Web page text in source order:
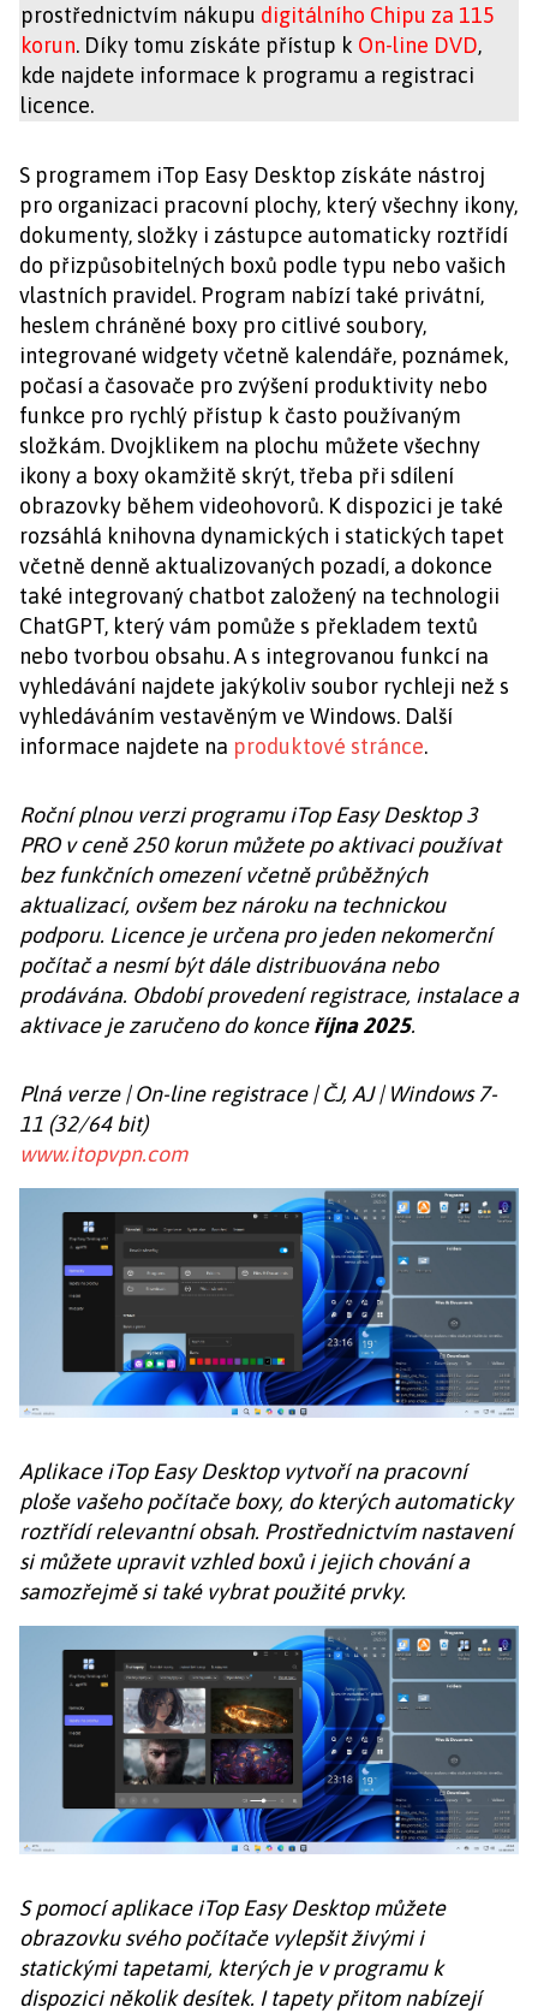
prostřednictvím nákupu digitálního Chipu za 115
korun. Díky tomu získáte přístup k On-line DVD,
kde najdete informace k programu a registraci
licence.
S programem iTop Easy Desktop získáte nástroj
pro organizaci pracovní plochy, který všechny ikony,
dokumenty, složky i zástupce automaticky roztřídí
do přizpůsobitelných boxů podle typu nebo vašich
vlastních pravidel. Program nabízí také privátní,
heslem chráněné boxy pro citlivé soubory,
integrované widgety včetně kalendáře, poznámek,
počasí a časovače pro zvýšení produktivity nebo
funkce pro rychlý přístup k často používaným
složkám. Dvojklikem na plochu můžete všechny
ikony a boxy okamžitě skrýt, třeba při sdílení
obrazovky během videohovorů. K dispozici je také
rozsáhlá knihovna dynamických i statických tapet
včetně denně aktualizovaných pozadí, a dokonce
také integrovaný chatbot založený na technologii
ChatGPT, který vám pomůže s překladem textů
nebo tvorbou obsahu. A s integrovanou funkcí na
vyhledávání najdete jakýkoliv soubor rychleji než s
vyhledáváním vestavěným ve Windows. Další
informace najdete na produktové stránce.
Roční plnou verzi programu iTop Easy Desktop 3
PRO v ceně 250 korun můžete po aktivaci používat
bez funkčních omezení včetně průběžných
aktualizací, ovšem bez nároku na technickou
podporu. Licence je určena pro jeden nekomerční
počítač a nesmí být dále distribuována nebo
prodávána. Období provedení registrace, instalace a
aktivace je zaručeno do konceříjna 2025.
Plná verze | On-line registrace | ČJ, AJ | Windows 7-
11 (32/64 bit)
www.itopvpn.com
Aplikace iTop Easy Desktop vytvoří na pracovní
ploše vašeho počítače boxy, do kterých automaticky
roztřídí relevantní obsah. Prostřednictvím nastavení
si můžete upravit vzhled boxů i jejich chování a
samozřejmě si také vybrat použité prvky.
S pomocí aplikace iTop Easy Desktop můžete
obrazovku svého počítače vylepšit živými i
statickými tapetami, kterých je v programu k
dispozici několik desítek. I tapety přitom nabízejí